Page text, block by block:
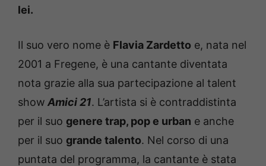
lei.
Il suo vero nome è Flavia Zardetto e, nata nel
2001 a Fregene, è una cantante diventata
nota grazie alla sua partecipazione al talent
show Amici 21. L’artista si è contraddistinta
per il suo genere trap, pop e urban e anche
per il suo grande talento. Nel corso di una
puntata del programma, la cantante è stata